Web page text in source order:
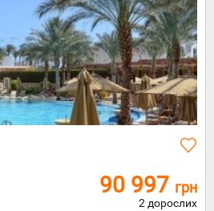
90 997 грн
2 дорослих